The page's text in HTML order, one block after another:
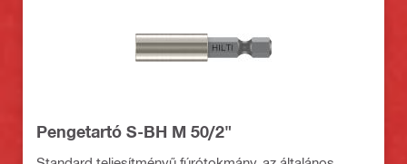
Pengetartó S-BH M 50/2"